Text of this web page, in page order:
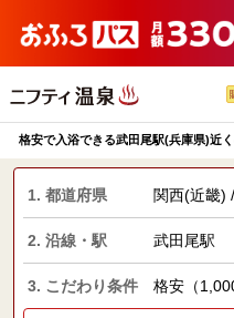
格安で入浴できる武田尾駅(兵庫県)近
1. 都道府県 関西(近畿)
2. 沿線・駅 武田尾駅
3. こだわり条件 格安（